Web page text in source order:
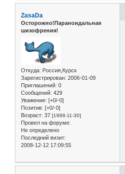
ZasaDa
Осторожно!Параноидальная
шизофрения!
Откуда: Россия,Курск
Зарегистрирован: 2006-01-09
Приглашений: 0
Сообщений: 429
Уважение: [+0/-0]
Позитив: [+0/-0]
Возраст: 37 [1988-11-30]
Провел на форуме:
Не определено
Последний визит:
2008-12-12 17:09:55